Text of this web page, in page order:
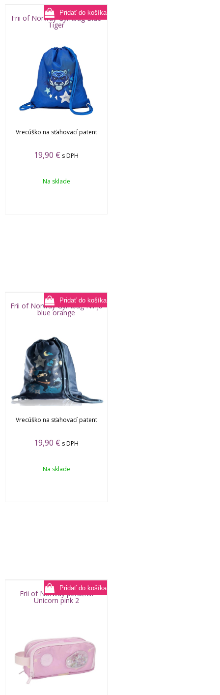
Frii of Norway Gymbag Blue
Tiger
Vrecúško na sťahovací patent
19,90 € s DPH
Na sklade
Frii of Norway Gymbag Ninja
blue orange
Vrecúško na sťahovací patent
19,90 € s DPH
Na sklade
Frii of Norway peračník
Unicorn pink 2